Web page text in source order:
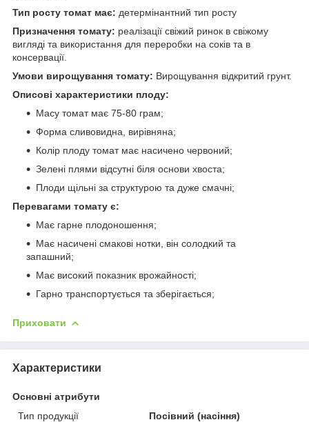
Тип росту томат має: детермінантний тип росту
Призначення томату: реалізації свіжий ринок в свіжому
вигляді та використання для переробки на соків та в
консервації.
Умови вирощування томату: Вирощування відкритий грунт.
Описові характеристики плоду:
Масу томат має 75-80 грам;
Форма сливовидна, вирівняна;
Колір плоду томат має насичено червоний;
Зелені плями відсутні біля основи хвоста;
Плоди щільні за структурою та дуже смачні;
Перевагами томату є:
Має гарне плодоношення;
Має насичені смакові нотки, він солодкий та
запашний;
Має високий показник врожайності;
Гарно транспортується та зберігається;
Приховати
Характеристики
Основні атрибути
Тип продукції
Посівний (насіння)